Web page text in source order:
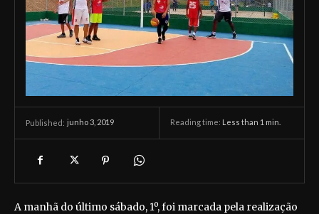
Published: junho 3, 2019 Reading time: Less than 1 min.
A manhã do último sábado, 1º, foi marcada pela realização